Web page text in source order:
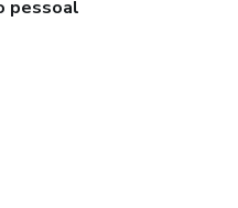
pessoal